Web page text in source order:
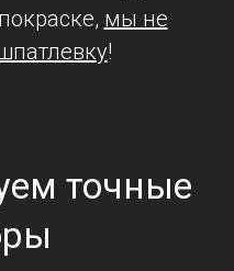
мы не
!
точные